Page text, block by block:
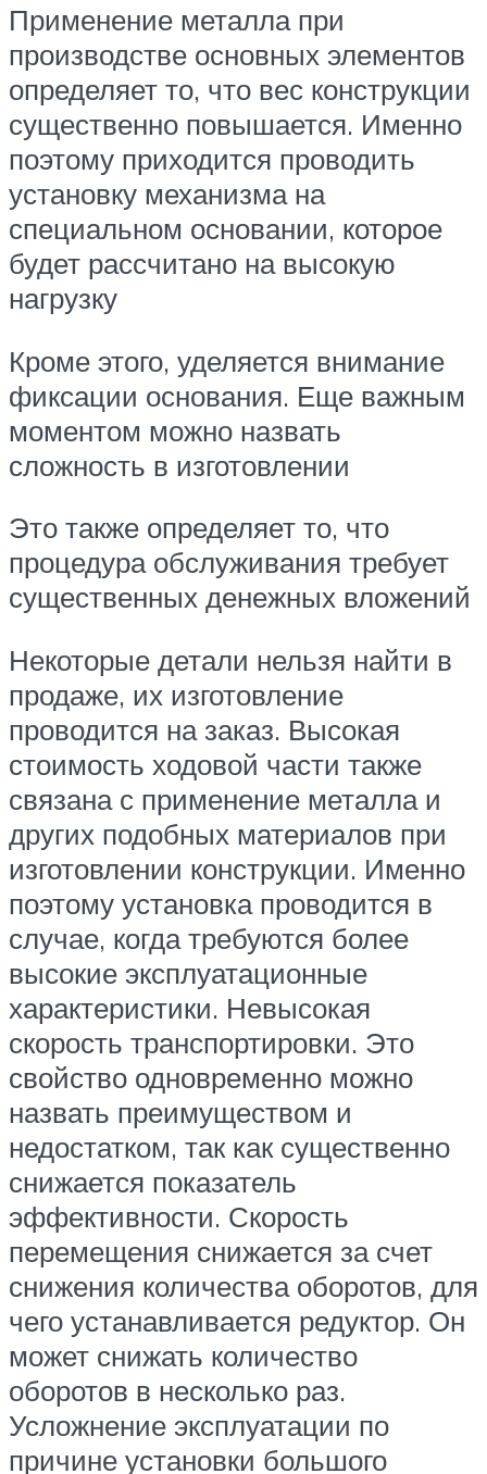
Применение металла при
производстве основных элементов
определяет то, что вес конструкции
существенно повышается. Именно
поэтому приходится проводить
установку механизма на
специальном основании, которое
будет рассчитано на высокую
нагрузку
Кроме этого, уделяется внимание
фиксации основания. Еще важным
моментом можно назвать
сложность в изготовлении
Это также определяет то, что
процедура обслуживания требует
существенных денежных вложений
Некоторые детали нельзя найти в
продаже, их изготовление
проводится на заказ. Высокая
стоимость ходовой части также
связана с применение металла и
других подобных материалов при
изготовлении конструкции. Именно
поэтому установка проводится в
случае, когда требуются более
высокие эксплуатационные
характеристики. Невысокая
скорость транспортировки. Это
свойство одновременно можно
назвать преимуществом и
недостатком, так как существенно
снижается показатель
эффективности. Скорость
перемещения снижается за счет
снижения количества оборотов, для
чего устанавливается редуктор. Он
может снижать количество
оборотов в несколько раз.
Усложнение эксплуатации по
причине установки большого